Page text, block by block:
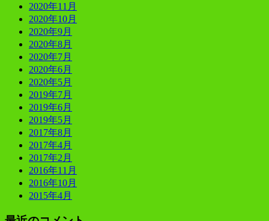
2020年11月
2020年10月
2020年9月
2020年8月
2020年7月
2020年6月
2020年5月
2019年7月
2019年6月
2019年5月
2017年8月
2017年4月
2017年2月
2016年11月
2016年10月
2015年4月